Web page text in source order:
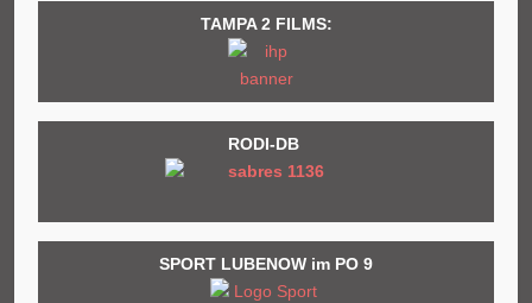
TAMPA 2 FILMS:
RODI-DB
SPORT LUBENOW im PO 9